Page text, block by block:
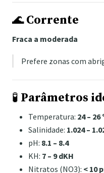
🌊Corrente
Fraca a moderada
Prefere zonas com
🧪 Parâmetros
Temperatura: 24 – 26
Salinidade: 1.024 –
pH: 8.1 – 8.4
KH: 7 – 9 dKH
Nitratos (NO3): < 10